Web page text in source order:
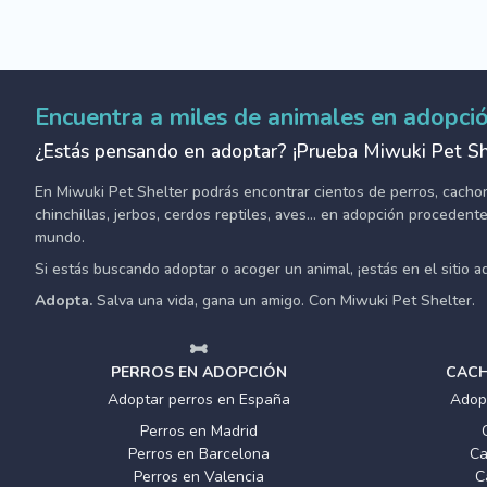
Encuentra a miles de animales en
¿Estás pensando en adoptar? ¡Prueba Miwuki Pet
En Miwuki Pet Shelter podrás encontrar cientos de perros,
chinchillas, jerbos, cerdos reptiles, aves... en adopción
mundo.
Si estás buscando adoptar o acoger un animal, ¡estás en el sitio
Adopta. Salva una vida, gana un amigo. Con Miwuki Pet Shelter.
PERROS EN ADOPCIÓN
Adoptar perros en España
Perros en Madrid
Perros en Barcelona
Perros en Valencia